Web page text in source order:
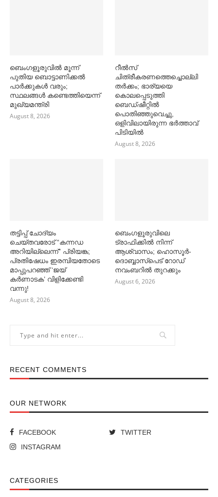
ബെംഗളൂരുവില്‍ മൂന്ന്
പുതിയ ബൊട്ടാണിക്കല്‍
പാര്‍ക്കുകള്‍ വരും;
സ്ഥലങ്ങള്‍ കണ്ടെത്തിയെന്ന്
മുഖ്യമന്ത്രി
August 8, 2026
റീൽസ്
ചിത്രീകരണത്തെച്ചൊല്ലി
തർക്കം; ഭാര്യയെ
കൊലപ്പെടുത്തി
ബെഡ്ഷീറ്റിൽ
പൊതിഞ്ഞുവെച്ചു,
ഒളിവിലായിരുന്ന ഭർത്താവ്
പിടിയിൽ
August 8, 2026
തട്ടിപ്പ് ചോദ്യം
ചെയ്തവരോട് “കന്നഡ
അറിയില്ലെന്ന്” പ്രിയങ്ക;
പ്രതിഷേധം ഇരമ്പിയതോടെ
മാപ്പുപറഞ്ഞ് ‘ജയ്
കര്‍ണാടക’ വിളിക്കേണ്ടി
വന്നു!
August 8, 2026
ബെംഗളൂരുവിലെ
ട്രാഫിക്കില്‍ നിന്ന്
ആശ്വാസം; ഹൊസൂര്‍-
ദൊബ്ബാസ്പെട് റോഡ്
നവംബറില്‍ തുറക്കും
August 6, 2026
RECENT COMMENTS
OUR NETWORK
FACEBOOK
TWITTER
INSTAGRAM
CATEGORIES